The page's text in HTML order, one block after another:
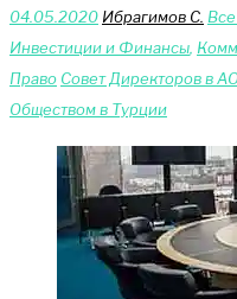
04.05.2020 Ибрагимов С.
Инвестиции и Финансы
Право Совет Директоров в
Обществом в Турции